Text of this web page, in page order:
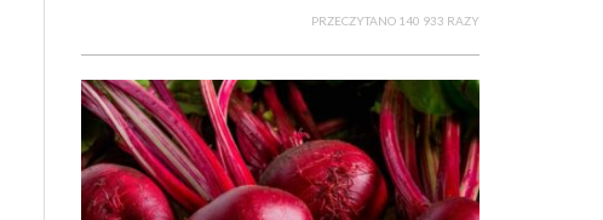
PRZECZYTANO 140 933 RAZY